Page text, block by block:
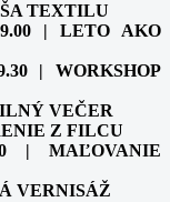
TEXTILU
| LETO AKO
| WORKSHOP
VEČER
Z FILCU
| MAĽOVANIE
VERNISÁŽ